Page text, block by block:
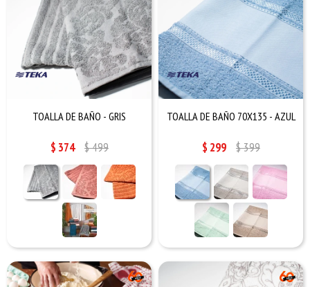
TOALLA DE BAÑO - GRIS
$ 374 $499
TOALLA DE BAÑO 70X135 - AZUL
$ 299 $399